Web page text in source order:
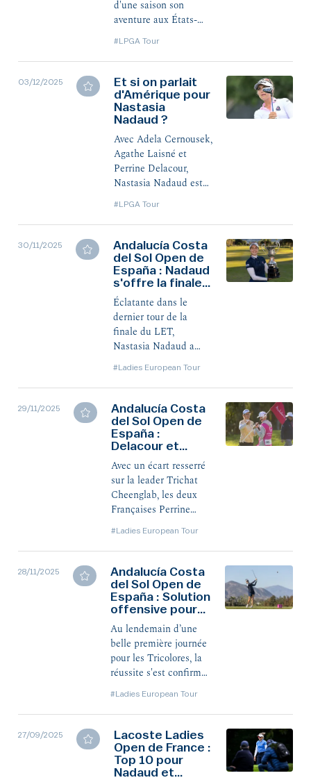
d'une saison son
aventure aux États-
des Cartes du LPGA
Tour. Elle sera
accompagnée par
Nastasia Nadaud, qui
parachève son
excellente saison en
montant pour la
première fois sur le
circuit américain grâce
#LPGA Tour
03/12/2025
Et si on parlait
d'Amérique pour
Nastasia
Nadaud ?
Avec Adela Cernousek,
Agathe Laisné et
Perrine Delacour,
Nastasia Nadaud est
cette semaine à
Mobile (Alabama) pour
la finale des Cartes du
LPGA Tour. Renaud
Gris, son coach
technique depuis
février 2018, nous parle
de sa protégée, qui
vient de remporter en
Ladies European Tour.
#LPGA Tour
30/11/2025
Andalucía Costa
del Sol Open de
España : Nadaud
s'offre la finale
pour une grande
première
Éclatante dans le
dernier tour de la
finale du LET,
Nastasia Nadaud a
circuit de première
division européenne
féminine. Perrine
Delacour a complété
le top 5, quatre coups
derrière.
#Ladies European Tour
29/11/2025
Andalucía Costa
del Sol Open de
España :
Delacour et
Nadaud fondent
sur Cheenglab
Avec un écart resserré
sur la leader Trichat
Cheenglab, les deux
Françaises Perrine
leurs chances en
s’élançant dimanche
depuis la 2e et 3e
place en Andalousie.
#Ladies European Tour
28/11/2025
Andalucía Costa
del Sol Open de
España : Solution
offensive pour
les Bleues
Au lendemain d’une
belle première journée
pour les Tricolores, la
réussite s'est confirmée
présentes dans le top
11 après deux tours.
#Ladies European Tour
27/09/2025
Lacoste Ladies
Open de France :
Top 10 pour
Nadaud et